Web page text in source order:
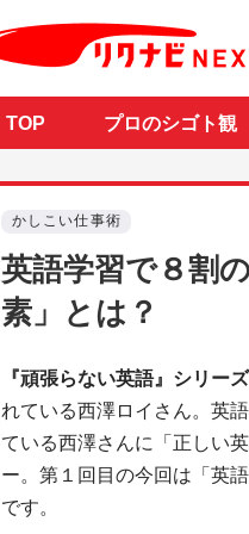
TOP プロのシゴト観
かしこい仕事術
英語学習で８割
素」とは？
『頑張らない英語』シリー
れている西澤ロイさん。英
ている西澤さんに「正しい
ー。第１回目の今回は「英
です。